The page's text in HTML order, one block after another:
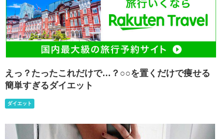
えっ？たったこれだけで…？○○を置くだけで痩せる
簡単すぎるダイエット
ダイエット